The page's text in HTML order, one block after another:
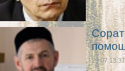
23.07 13:37